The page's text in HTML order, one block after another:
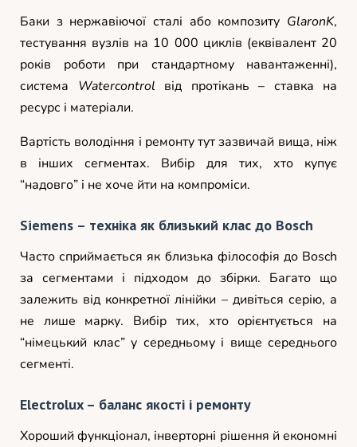
Баки з нержавіючої сталі або композиту GlaronK,
тестування вузлів на 10 000 циклів (еквівалент 20
років роботи при стандартному навантаженні),
система Watercontrol від протікань – ставка на
ресурс і матеріали.
Вартість володіння і ремонту тут зазвичай вища, ніж
в інших сегментах. Вибір для тих, хто купує
“надовго” і не хоче йти на компроміси.
Siemens – техніка як близький клас до Bosch
Часто сприймається як близька філософія до Bosch
за сегментами і підходом до збірки. Багато що
залежить від конкретної лінійки – дивіться серію, а
не лише марку. Вибір тих, хто орієнтується на
“німецький клас” у середньому і вище середнього
сегменті.
Electrolux – баланс якості і ремонту
Хороший функціонал, інверторні рішення й економні